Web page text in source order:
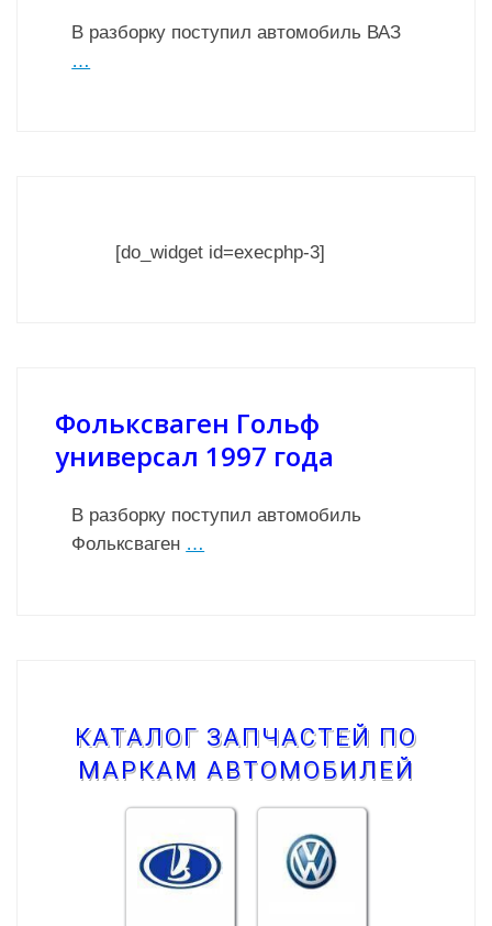
В разборку поступил автомобиль ВАЗ
…
[do_widget id=execphp-3]
Фольксваген Гольф
универсал 1997 года
В разборку поступил автомобиль
Фольксваген …
КАТАЛОГ ЗАПЧАСТЕЙ ПО
МАРКАМ АВТОМОБИЛЕЙ